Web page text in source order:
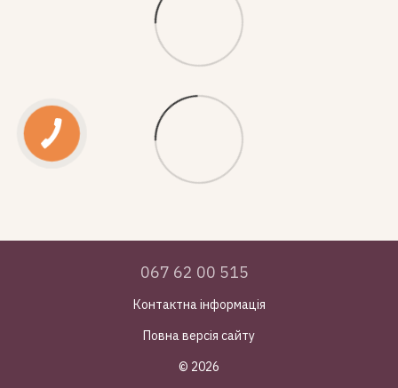
067 62 00 515
Контактна інформація
Повна версія сайту
© 2026